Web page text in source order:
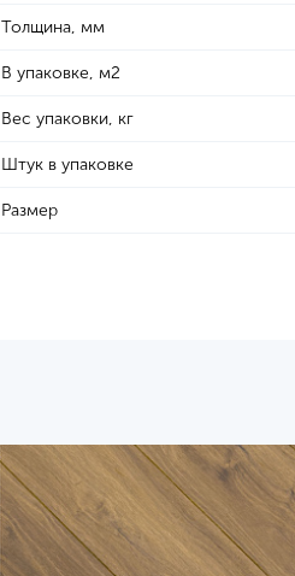
Толщина, мм
В упаковке, м2
Вес упаковки, кг
Штук в упаковке
Размер